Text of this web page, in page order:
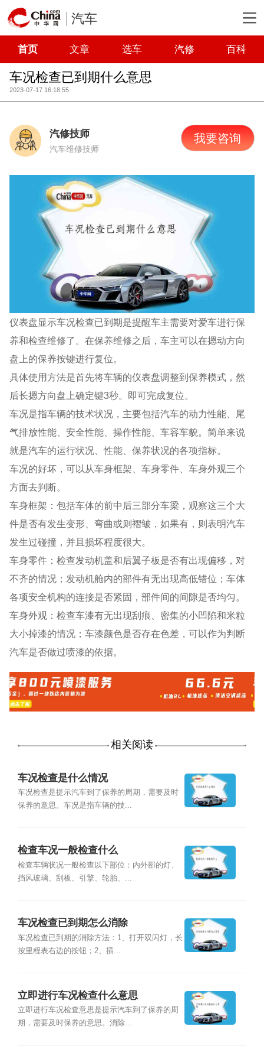
汽车
首页 文章 选车 汽修 百科
车况检查已到期什么意思
2023-07-17 16:18:55
汽修技师
汽车维修技师
我要咨询
仪表盘显示车况检查已到期是提醒车主需要对爱车进行保
养和检查维修了。在保养维修之后，车主可以在摁动方向
盘上的保养按键进行复位。
具体使用方法是首先将车辆的仪表盘调整到保养模式，然
后长摁方向盘上确定键3秒。即可完成复位。
车况是指车辆的技术状况，主要包括汽车的动力性能、尾
气排放性能、安全性能、操作性能、车容车貌。简单来说
就是汽车的运行状况、性能、保养状况的各项指标。
车况的好坏，可以从车身框架、车身零件、车身外观三个
方面去判断。
车身框架：包括车体的前中后三部分车梁，观察这三个大
件是否有发生变形、弯曲或则褶皱，如果有，则表明汽车
发生过碰撞，并且损坏程度很大。
车身零件：检查发动机盖和后翼子板是否有出现偏移，对
不齐的情况；发动机舱内的部件有无出现高低错位；车体
各项安全机构的连接是否紧固，部件间的间隙是否均匀。
车身外观：检查车漆有无出现刮痕、密集的小凹陷和米粒
大小掉漆的情况；车漆颜色是否存在色差，可以作为判断
汽车是否做过喷漆的依据。
相关阅读
车况检查是什么情况
车况检查是提示汽车到了保养的周期，需要及时
保养的意思。车况是指车辆的技...
检查车况一般检查什么
检查车辆状况一般检查以下部位：内外部的灯、
挡风玻璃、刮板、引擎、轮胎、...
车况检查已到期怎么消除
车况检查已到期的消除方法：1、打开双闪灯，长
按里程表右边的按钮；2、插...
立即进行车况检查什么意思
立即进行车况检查意思是提示汽车到了保养的周
期，需要及时保养的意思。消除...